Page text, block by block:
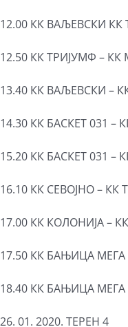
12.00 КК ВАЉЕВСКИ
12.50 КК ТРИЈУМФ – КК
13.40 КК ВАЉЕВСКИ –
14.30 КК БАСКЕТ 031 –
15.20 КК БАСКЕТ 031 –
16.10 КК СЕВОЈНО – КК
17.00 КК КОЛОНИЈА –
17.50 КК БАЊИЦА МЕГА
18.40 КК БАЊИЦА
26. 01. 2020. ТЕРЕН 4